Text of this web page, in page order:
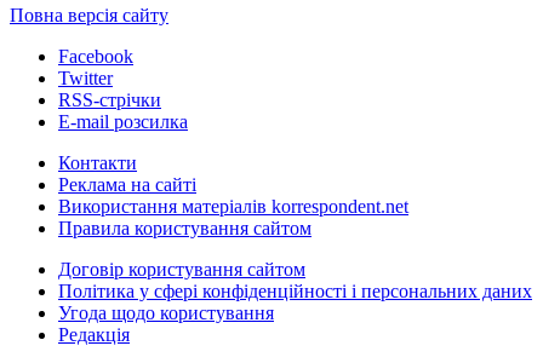
Повна версія сайту
Facebook
Twitter
RSS-стрічки
E-mail розсилка
Контакти
Реклама на сайті
Використання матеріалів korrespondent.net
Правила користування сайтом
Договір користування сайтом
Політика у сфері конфіденційності і персональних даних
Угода щодо користування
Редакція